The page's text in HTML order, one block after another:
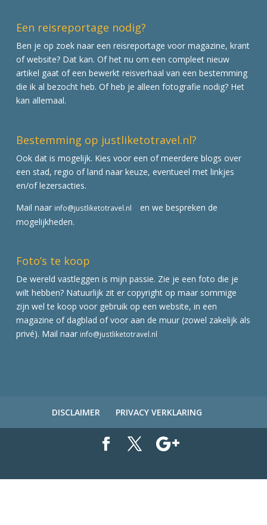
Een reisreportage nodig?
Ben je op zoek naar een reisreportage voor magazine, krant
of website? Dat kan. Of het nu om een compleet nieuw
artikel gaat of een bewerkt reisverhaal van een bestemming
die ik al bezocht heb. Of heb je alleen fotografie nodig? Het
kan allemaal.
Bestemming op justliketotravel.nl?
Ook dat is mogelijk. Kies voor een of meerdere blogs over
een stad, regio of land naar keuze, eventueel met linkjes
en/of lezersacties.
Mail naar info@justliketotravel.nl
en we bespreken de
mogelijkheden.
Foto’s te koop
De wereld vastleggen is mijn passie. Zie je een foto die je
wilt hebben? Natuurlijk zit er copyright op maar sommige
zijn wel te koop voor gebruik op een website, in een
magazine of dagblad of voor aan de muur (zowel zakelijk als
privé). Mail naar info@justliketotravel.nl
DISCLAIMER PRIVACY VERKLARING